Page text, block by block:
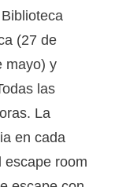
(27 de
mayo) y
las
La
en cada
escape room